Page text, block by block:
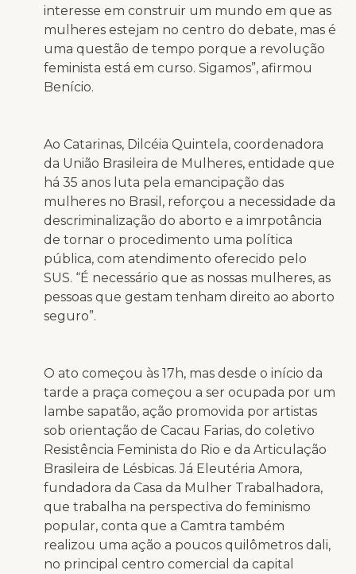
interesse em construir um mundo em que as
mulheres estejam no centro do debate, mas é
uma questão de tempo porque a revolução
feminista está em curso. Sigamos”, afirmou
Benício.
Ao Catarinas, Dilcéia Quintela, coordenadora
da União Brasileira de Mulheres, entidade que
há 35 anos luta pela emancipação das
mulheres no Brasil, reforçou a necessidade da
descriminalização do aborto e a imrpotância
de tornar o procedimento uma política
pública, com atendimento oferecido pelo
SUS. “É necessário que as nossas mulheres, as
pessoas que gestam tenham direito ao aborto
seguro”.
O ato começou às 17h, mas desde o início da
tarde a praça começou a ser ocupada por um
lambe sapatão, ação promovida por artistas
sob orientação de Cacau Farias, do coletivo
Resistência Feminista do Rio e da Articulação
Brasileira de Lésbicas. Já Eleutéria Amora,
fundadora da Casa da Mulher Trabalhadora,
que trabalha na perspectiva do feminismo
popular, conta que a Camtra também
realizou uma ação a poucos quilômetros dali,
no principal centro comercial da capital